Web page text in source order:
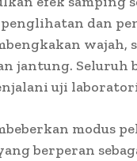
dan
wajah,
jantung. Seluruh
uji
modus
berperan